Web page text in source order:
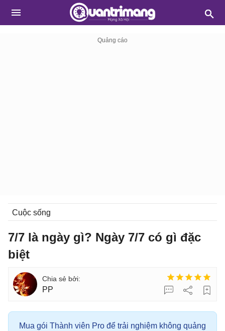
Cuộc sống
7/7 là ngày gì? Ngày 7/7 có gì đặc
biệt
PP
Mua gói Thành viên Pro để trải nghiệm không quảng